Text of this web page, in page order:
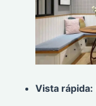
Vista rápida: